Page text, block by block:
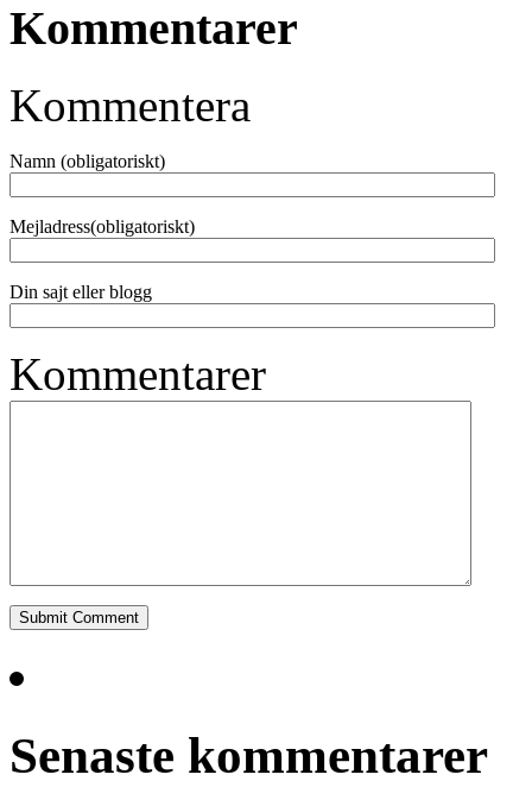
Kommentarer
Kommentera
Namn (obligatoriskt)
Mejladress(obligatoriskt)
Din sajt eller blogg
Kommentarer
Senaste kommentarer